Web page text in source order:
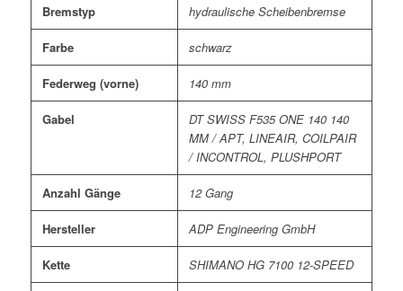
Bremstyp hydraulische Scheibenbremse
Farbe schwarz
Federweg (vorne) 140 mm
Gabel
DT SWISS F535 ONE 140 140
MM / APT, LINEAIR, COILPAIR
/ INCONTROL, PLUSHPORT
Anzahl Gänge 12 Gang
Hersteller ADP Engineering GmbH
Kette SHIMANO HG 7100 12-SPEED